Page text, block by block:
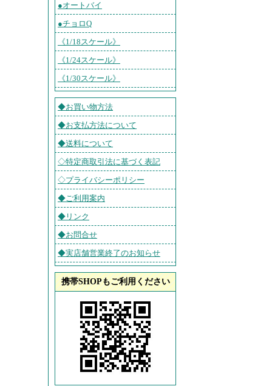
●オートバイ
●チョロQ
《1/18スケール》
《1/24スケール》
《1/30スケール》
◆お買い物方法
◆お支払方法について
◆送料について
◇特定商取引法に基づく表記
◇プライバシーポリシー
◆ご利用案内
◆リンク
◆お問合せ
◆実店舗営業終了のお知らせ
携帯SHOPもご利用ください